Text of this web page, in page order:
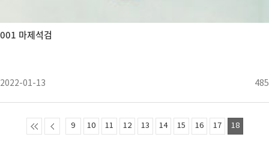
001 마제석검
2022-01-13 485
9 10 11 12 13 14 15 16 17 18